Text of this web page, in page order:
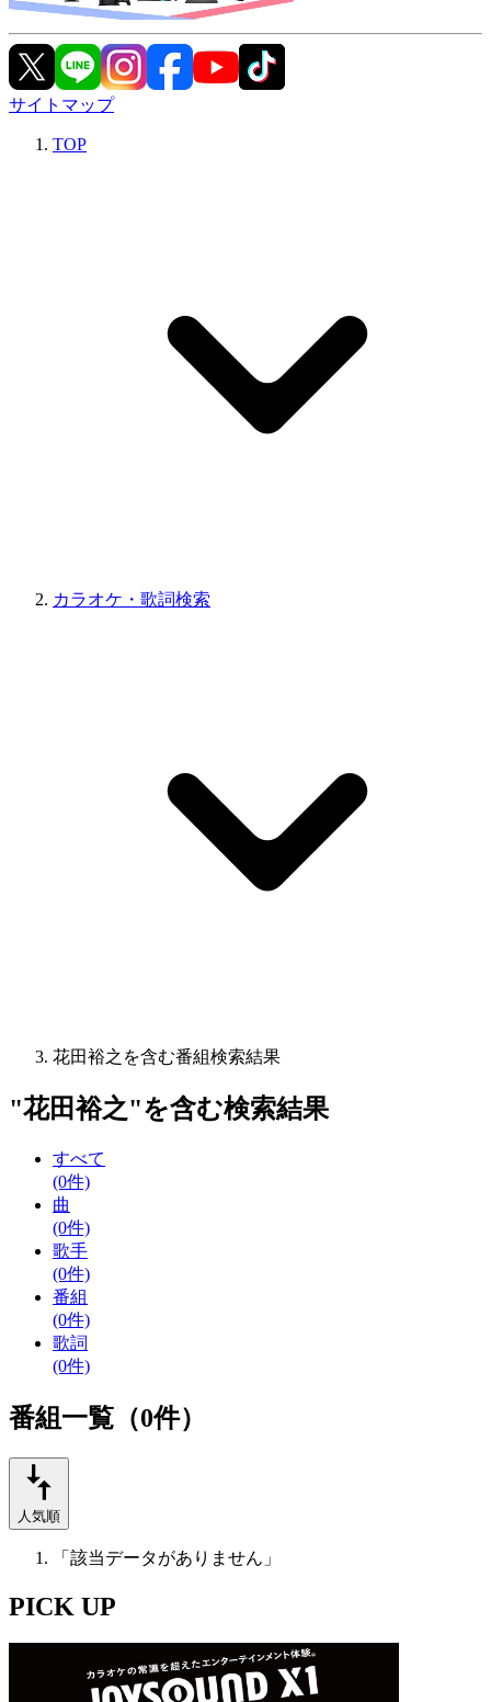
サイトマップ
TOP
カラオケ・歌詞検索
花田裕之を含む番組検索結果
"花田裕之"を含む検索結果
すべて
(0件)
曲
(0件)
歌手
(0件)
番組
(0件)
歌詞
(0件)
番組一覧（0件）
人気順
「該当データがありません」
PICK UP